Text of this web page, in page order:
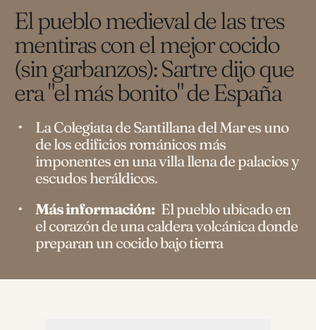
El pueblo medieval de las tres
mentiras con el mejor cocido
(sin garbanzos): Sartre dijo que
era "el más bonito" de España
La Colegiata de Santillana del Mar es uno
de los edificios románicos más
imponentes en una villa llena de palacios y
escudos heráldicos.
Más información: El pueblo ubicado en
el corazón de una caldera volcánica donde
preparan un cocido bajo tierra